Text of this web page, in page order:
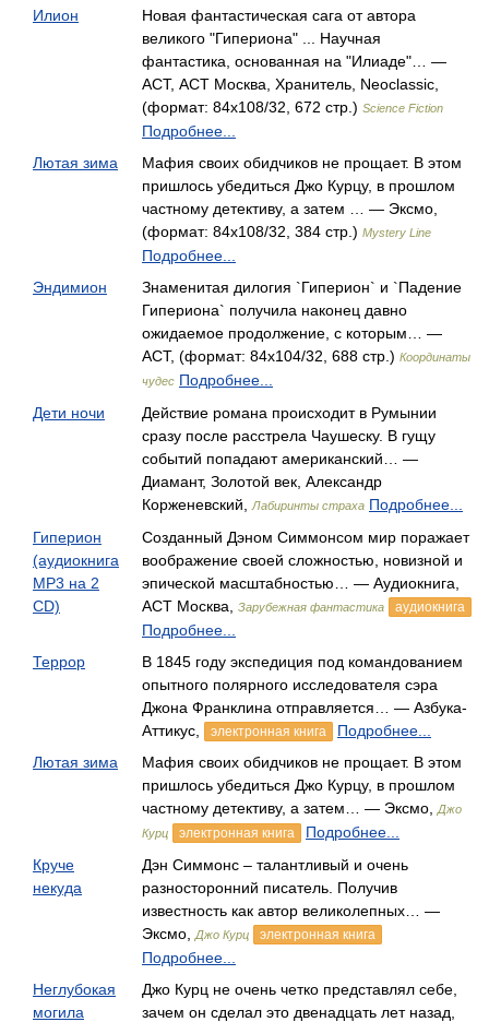
Илион
Новая фантастическая сага от автора
великого "Гипериона" ... Научная
фантастика, основанная на "Илиаде"… —
АСТ, АСТ Москва, Хранитель, Neoclassic,
(формат: 84x108/32, 672 стр.) Science Fiction
Подробнее...
Лютая зима
Мафия своих обидчиков не прощает. В этом
пришлось убедиться Джо Курцу, в прошлом
частному детективу, а затем … — Эксмо,
(формат: 84x108/32, 384 стр.) Mystery Line
Подробнее...
Эндимион
Знаменитая дилогия `Гиперион` и `Падение
Гипериона` получила наконец давно
ожидаемое продолжение, с которым… —
АСТ, (формат: 84x104/32, 688 стр.) Координаты
чудес Подробнее...
Дети ночи
Действие романа происходит в Румынии
сразу после расстрела Чаушеску. В гущу
событий попадают американский… —
Диамант, Золотой век, Александр
Корженевский,
Лабиринты страха Подробнее...
Гиперион
(аудиокнига
MP3 на 2
CD)
Созданный Дэном Симмонсом мир поражает
воображение своей сложностью, новизной и
эпической масштабностью… — Аудиокнига,
АСТ Москва,
Зарубежная фантастика аудиокнига
Подробнее...
Террор
В 1845 году экспедиция под командованием
опытного полярного исследователя сэра
Джона Франклина отправляется… — Азбука-
Аттикус,
электронная книга
Подробнее...
Лютая зима
Мафия своих обидчиков не прощает. В этом
пришлось убедиться Джо Курцу, в прошлом
частному детективу, а затем… — Эксмо,
Джо
Курц
электронная книга
Подробнее...
Круче
некуда
Дэн Симмонс – талантливый и очень
разносторонний писатель. Получив
известность как автор великолепных… —
Эксмо,
Джо Курц электронная книга
Подробнее...
Неглубокая
могила
Джо Курц не очень четко представлял себе,
зачем он сделал это двенадцать лет назад,